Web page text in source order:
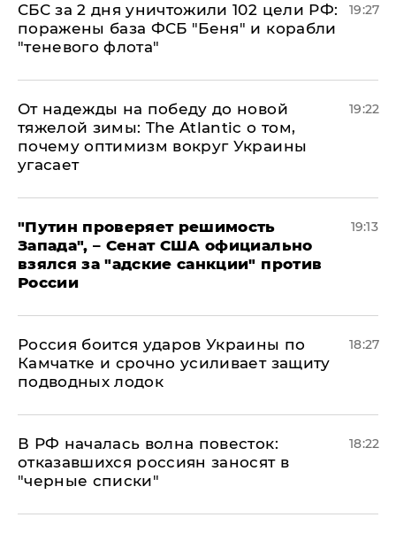
СБС за 2 дня уничтожили 102 цели РФ:
поражены база ФСБ "Беня" и корабли
"теневого флота"
19:27
От надежды на победу до новой
тяжелой зимы: The Atlantic о том,
почему оптимизм вокруг Украины
угасает
19:22
"Путин проверяет решимость
Запада", – Сенат США официально
взялся за "адские санкции" против
России
19:13
Россия боится ударов Украины по
Камчатке и срочно усиливает защиту
подводных лодок
18:27
​В РФ началась волна повесток:
отказавшихся россиян заносят в
"черные списки"
18:22